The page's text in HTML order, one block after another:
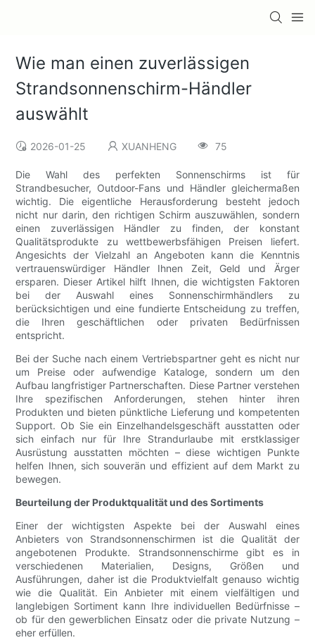
Wie man einen zuverlässigen
Strandsonnenschirm-Händler
auswählt
2026-01-25 XUANHENG 75
Die Wahl des perfekten Sonnenschirms ist für
Strandbesucher, Outdoor-Fans und Händler gleichermaßen
wichtig. Die eigentliche Herausforderung besteht jedoch
nicht nur darin, den richtigen Schirm auszuwählen, sondern
einen zuverlässigen Händler zu finden, der konstant
Qualitätsprodukte zu wettbewerbsfähigen Preisen liefert.
Angesichts der Vielzahl an Angeboten kann die Kenntnis
vertrauenswürdiger Händler Ihnen Zeit, Geld und Ärger
ersparen. Dieser Artikel hilft Ihnen, die wichtigsten Faktoren
bei der Auswahl eines Sonnenschirmhändlers zu
berücksichtigen und eine fundierte Entscheidung zu treffen,
die Ihren geschäftlichen oder privaten Bedürfnissen
entspricht.
Bei der Suche nach einem Vertriebspartner geht es nicht nur
um Preise oder aufwendige Kataloge, sondern um den
Aufbau langfristiger Partnerschaften. Diese Partner verstehen
Ihre spezifischen Anforderungen, stehen hinter ihren
Produkten und bieten pünktliche Lieferung und kompetenten
Support. Ob Sie ein Einzelhandelsgeschäft ausstatten oder
sich einfach nur für Ihre Strandurlaube mit erstklassiger
Ausrüstung ausstatten möchten – diese wichtigen Punkte
helfen Ihnen, sich souverän und effizient auf dem Markt zu
bewegen.
Beurteilung der Produktqualität und des Sortiments
Einer der wichtigsten Aspekte bei der Auswahl eines
Anbieters von Strandsonnenschirmen ist die Qualität der
angebotenen Produkte. Strandsonnenschirme gibt es in
verschiedenen Materialien, Designs, Größen und
Ausführungen, daher ist die Produktvielfalt genauso wichtig
wie die Qualität. Ein Anbieter mit einem vielfältigen und
langlebigen Sortiment kann Ihre individuellen Bedürfnisse –
ob für den gewerblichen Einsatz oder die private Nutzung –
eher erfüllen.